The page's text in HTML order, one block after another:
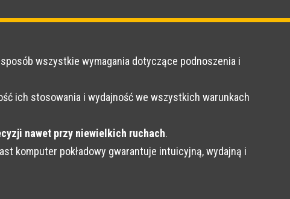
wszystkie wymagania dotyczące podnoszenia i
ich stosowania i wydajność we wszystkich warunkach
nawet przy niewielkich ruchach.
komputer pokładowy gwarantuje intuicyjną, wydajną i